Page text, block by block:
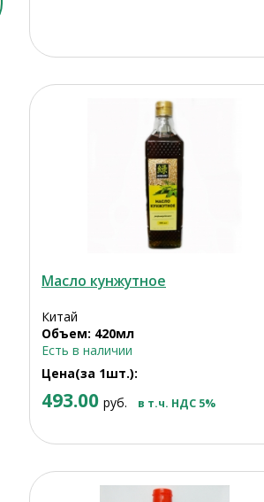
Масло кунжутное
Китай
Объем: 420мл
Есть в наличии
Цена(за 1шт.):
493.00 руб. в т.ч. НДС 5%